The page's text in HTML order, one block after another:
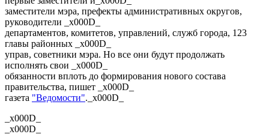
заместители мэра, префекты административных округов,
руководители _x000D_
департаментов, комитетов, управлений, служб города, 123
главы районных _x000D_
управ, советники мэра. Но все они будут продолжать
исполнять свои _x000D_
обязанности вплоть до формирования нового состава
правительства, пишет _x000D_
газета "Ведомости"._x000D_
_x000D_
_x000D_